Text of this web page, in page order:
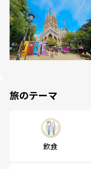
旅のテーマ
飲食